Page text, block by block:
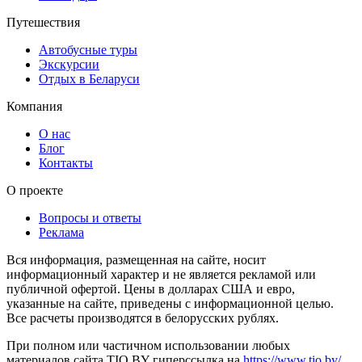
Путешествия
Автобусные туры
Экскурсии
Отдых в Беларуси
Компания
О нас
Блог
Контакты
О проекте
Вопросы и ответы
Реклама
Вся информация, размещенная на сайте, носит
информационный характер и не является рекламой или
публичной офертой. Цены в долларах США и евро,
указанные на сайте, приведены с информационной целью.
Все расчеты производятся в белорусских рублях.
При полном или частичном использовании любых